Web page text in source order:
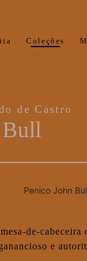
Coleções
de Castro
Bull
de-
e